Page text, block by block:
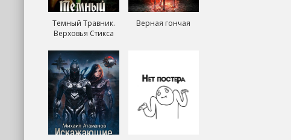
Темный Травник.
Верховья Стикса
Верная гончая